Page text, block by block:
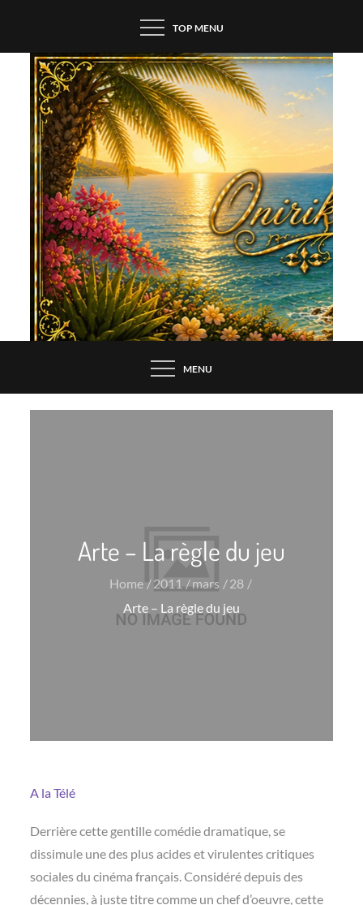
content
TOP MENU
MENU
Arte – La règle du jeu
Home 2011 mars
28
Arte – La règle du jeu
A la Télé
Derrière cette gentille comédie dramatique, se
dissimule une des plus acides et virulentes critiques
sociales du cinéma français. Considéré depuis des
décennies, à juste titre comme un chef d’oeuvre, cette